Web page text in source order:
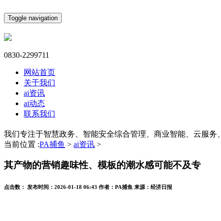
Toggle navigation
0830-2299711
网站首页
关于我们
ai资讯
ai动态
联系我们
我们专注于智慧政务、智能安全综合管理、商业智能、云服务
当前位置 :PA捕鱼 > ai资讯 >
其产物的营销趣味性、模板的潮水感可能不及专
点击数： 发布时间： 2026-01-18 06:43 作者： PA捕鱼 来源： 经济日报